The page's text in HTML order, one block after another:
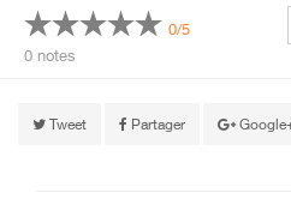
0/5
0 notes
Tweet Partager